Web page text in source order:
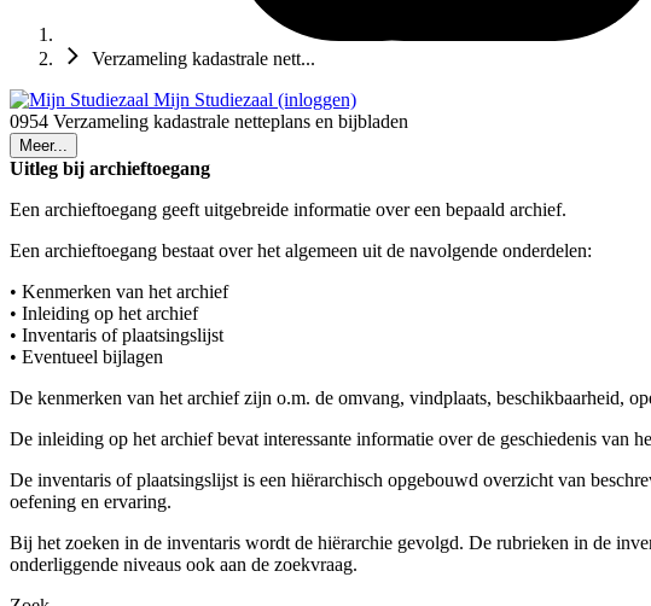
Verzameling kadastrale nett...
Mijn Studiezaal (inloggen)
0954 Verzameling kadastrale netteplans en bijbladen
Meer...
Uitleg bij archieftoegang
Een archieftoegang geeft uitgebreide informatie over een bepaald archief.
Een archieftoegang bestaat over het algemeen uit de navolgende onderdelen:
• Kenmerken van het archief
• Inleiding op het archief
• Inventaris of plaatsingslijst
• Eventueel bijlagen
De kenmerken van het archief zijn o.m. de omvang, vindplaats, beschikbaarheid,
De inleiding op het archief bevat interessante informatie over de geschiedenis van
De inventaris of plaatsingslijst is een hiërarchisch opgebouwd overzicht van
oefening en ervaring.
Bij het zoeken in de inventaris wordt de hiërarchie gevolgd. De rubrieken in de
onderliggende niveaus ook aan de zoekvraag.